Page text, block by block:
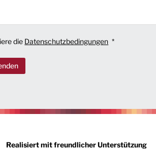
die Datenschutzbedingungen
Realisiert mit freundlicher Unterstützung